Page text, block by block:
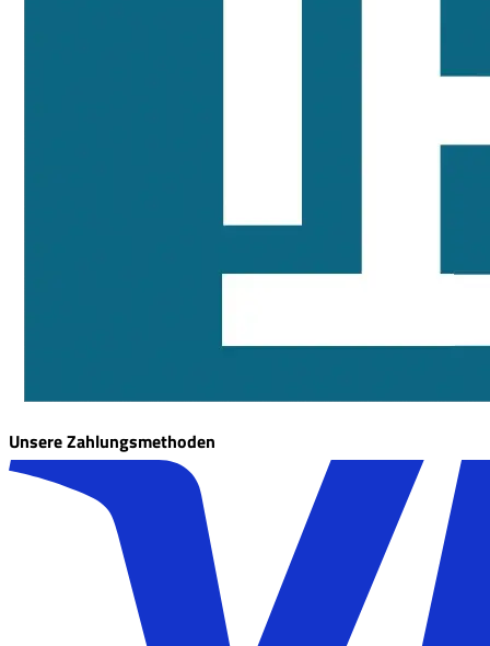
Unsere Zahlungsmethoden